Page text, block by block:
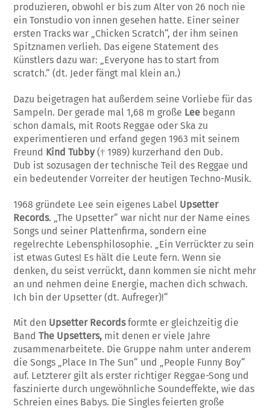
produzieren, obwohl er bis zum Alter von 26 noch nie
ein Tonstudio von innen gesehen hatte. Einer seiner
ersten Tracks war „Chicken Scratch“, der ihm seinen
Spitznamen verlieh. Das eigene Statement des
Künstlers dazu war: „Everyone has to start from
scratch.“ (dt. Jeder fängt mal klein an.)
Dazu beigetragen hat außerdem seine Vorliebe für das
Sampeln. Der gerade mal 1,68 m große Lee begann
schon damals, mit Roots Reggae oder Ska zu
experimentieren und erfand gegen 1963 mit seinem
Freund Kind Tubby(† 1989) kurzerhand den Dub.
Dub ist sozusagen der technische Teil des Reggae und
ein bedeutender Vorreiter der heutigen Techno-Musik.
1968 gründete Lee sein eigenes Label Upsetter
Records. „The Upsetter“ war nicht nur der Name eines
Songs und seiner Plattenfirma, sondern eine
regelrechte Lebensphilosophie. „Ein Verrückter zu sein
ist etwas Gutes! Es hält die Leute fern. Wenn sie
denken, du seist verrückt, dann kommen sie nicht mehr
an und nehmen deine Energie, machen dich schwach.
Ich bin der Upsetter (dt. Aufreger)!“
Mit den Upsetter Recordsformte er gleichzeitig die
BandThe Upsetters, mit denen er viele Jahre
zusammenarbeitete. Die Gruppe nahm unter anderem
die Songs „Place In The Sun“ und „People Funny Boy“
auf. Letzterer gilt als erster richtiger Reggae-Song und
faszinierte durch ungewöhnliche Soundeffekte, wie das
Schreien eines Babys. Die Singles feierten große